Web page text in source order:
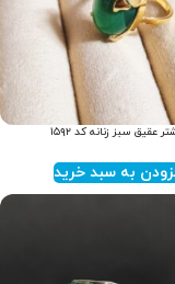
عقیق سبز زنانه کد ۱۵۹۲
به سبد خرید